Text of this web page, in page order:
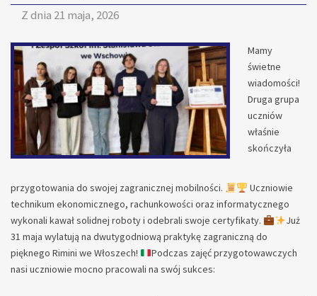
Z dnia 21 maja, 2026
Mamy
świetne
wiadomości!
Druga grupa
uczniów
właśnie
skończyła
przygotowania do swojej zagranicznej mobilności.
Uczniowie
technikum ekonomicznego, rachunkowości oraz informatycznego
wykonali kawał solidnej roboty i odebrali swoje certyfikaty.
Już
31 maja wylatują na dwutygodniową praktykę zagraniczną do
pięknego Rimini we Włoszech!
Podczas zajęć przygotowawczych
nasi uczniowie mocno pracowali na swój sukces: